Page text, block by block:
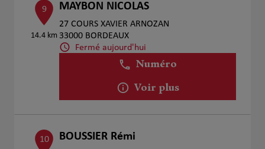
9
14.4 km
MAYBON NICOLAS
27 COURS XAVIER ARNOZAN
33000 BORDEAUX
Fermé aujourd'hui
Numéro
Voir plus
10 BOUSSIER Rémi